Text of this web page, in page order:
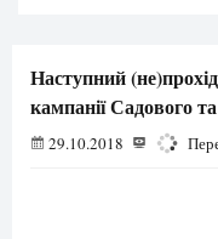
Наступний
кампанії Садового
29.10.2018 1951